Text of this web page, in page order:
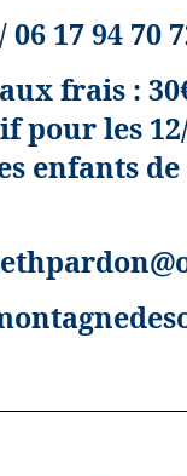
06 17 94 70
frais :
pour les
enfants de